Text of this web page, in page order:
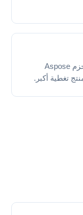
ابدأ بسير عمل ضيق وتوسّع نحو حزم Aspose
تغطية أكبر.